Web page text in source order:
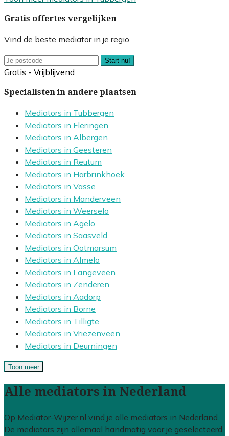
Gratis offertes vergelijken
Vind de beste mediator in je regio.
Start nu!
Gratis - Vrijblijvend
Specialisten in andere plaatsen
Mediators in Tubbergen
Mediators in Fleringen
Mediators in Albergen
Mediators in Geesteren
Mediators in Reutum
Mediators in Harbrinkhoek
Mediators in Vasse
Mediators in Manderveen
Mediators in Weerselo
Mediators in Agelo
Mediators in Saasveld
Mediators in Ootmarsum
Mediators in Almelo
Mediators in Langeveen
Mediators in Zenderen
Mediators in Aadorp
Mediators in Borne
Mediators in Tilligte
Mediators in Vriezenveen
Mediators in Deurningen
Toon meer
Alle mediators in Nederland
Op Mediator-Wijzer.nl vind je alle mediators in Nederland.
De mediators zijn allemaal handmatig voor je geselecteerd